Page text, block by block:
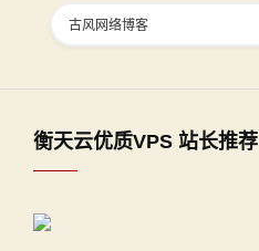
衡天云优质VPS 站长推荐